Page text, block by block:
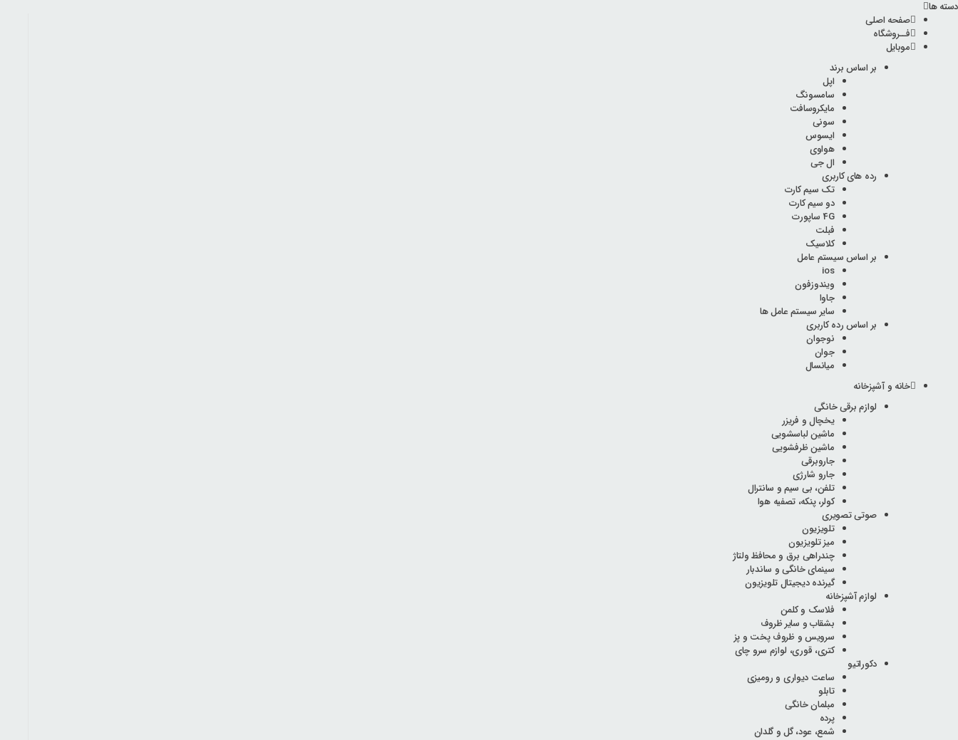
دسته ها
صفحه اصلی
فــروشگاه
موبایل
بر اساس برند
اپل
سامسونگ
مایکروسافت
سونی
ایسوس
هواوی
ال جی
رده های کاربری
تک سیم کارت
دو سیم کارت
4G ساپورت
فبلت
کلاسیک
بر اساس سیستم عامل
ios
ویندوزفون
جاوا
سایر سیستم عامل ها
بر اساس رده کاربری
نوجوان
جوان
میانسال
خانه و آشپزخانه
لوازم برقی خانگی
یخچال و فریزر
ماشین لباسشویی
ماشین ظرفشویی
جاروبرقی
جارو شارژی
تلفن، بی سیم و سانترال
کولر، پنکه، تصفیه هوا
صوتی تصویری
تلویزیون
میز تلویزیون
چندراهی برق و محافظ ولتاژ
سینمای خانگی و ساندبار
گیرنده دیجیتال تلویزیون
لوازم آشپزخانه
فلاسک و کلمن
بشقاب و سایر ظروف
سرویس و ظروف پخت و پز
کتری، قوری، لوازم سرو چای
دکوراتیو
ساعت دیواری و رومیزی
تابلو
مبلمان خانگی
پرده
شمع، عود، گل و گلدان